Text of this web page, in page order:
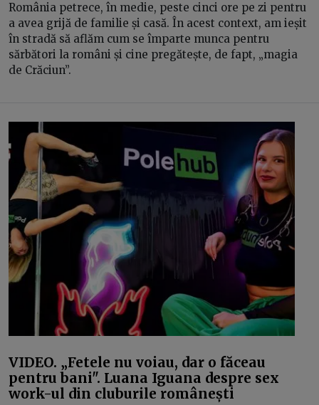
România petrece, în medie, peste cinci ore pe zi pentru
a avea grijă de familie și casă. În acest context, am ieșit
în stradă să aflăm cum se împarte munca pentru
sărbători la români și cine pregătește, de fapt, „magia
de Crăciun”.
VIDEO. „Fetele nu voiau, dar o făceau
pentru bani". Luana Iguana despre sex
work-ul din cluburile românești